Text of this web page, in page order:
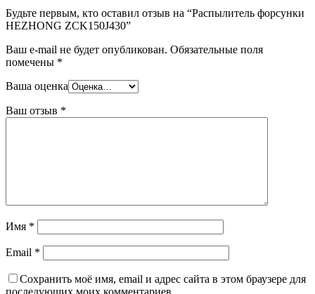
Будьте первым, кто оставил отзыв на “Распылитель форсунки
HEZHONG ZCK150J430”
Ваш e-mail не будет опубликован. Обязательные поля
помечены *
Ваша оценка
Ваш отзыв *
Имя *
Email *
Сохранить моё имя, email и адрес сайта в этом браузере для